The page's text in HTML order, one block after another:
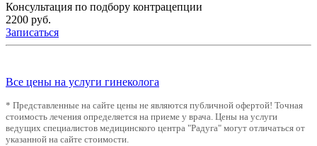
Консультация по подбору контрацепции
2200 руб.
Записаться
Все цены на услуги гинеколога
* Представленные на сайте цены не являются публичной офертой! Точная
стоимость лечения определяется на приеме у врача. Цены на услуги
ведущих специалистов медицинского центра "Радуга" могут отличаться от
указанной на сайте стоимости.